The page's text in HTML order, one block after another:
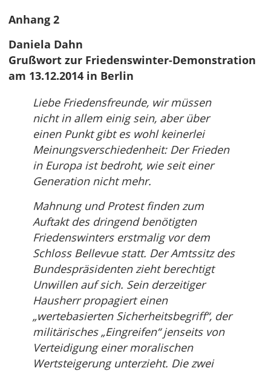
Anhang 2
Daniela Dahn
Grußwort zur Friedenswinter-Demonstration
am 13.12.2014 in Berlin
Liebe Friedensfreunde, wir müssen
nicht in allem einig sein, aber über
einen Punkt gibt es wohl keinerlei
Meinungsverschiedenheit: Der Frieden
in Europa ist bedroht, wie seit einer
Generation nicht mehr.
Mahnung und Protest finden zum
Auftakt des dringend benötigten
Friedenswinters erstmalig vor dem
Schloss Bellevue statt. Der Amtssitz des
Bundespräsidenten zieht berechtigt
Unwillen auf sich. Sein derzeitiger
Hausherr propagiert einen
„wertebasierten Sicherheitsbegriff“, der
militärisches „Eingreifen“ jenseits von
Verteidigung einer moralischen
Wertsteigerung unterzieht. Die zwei